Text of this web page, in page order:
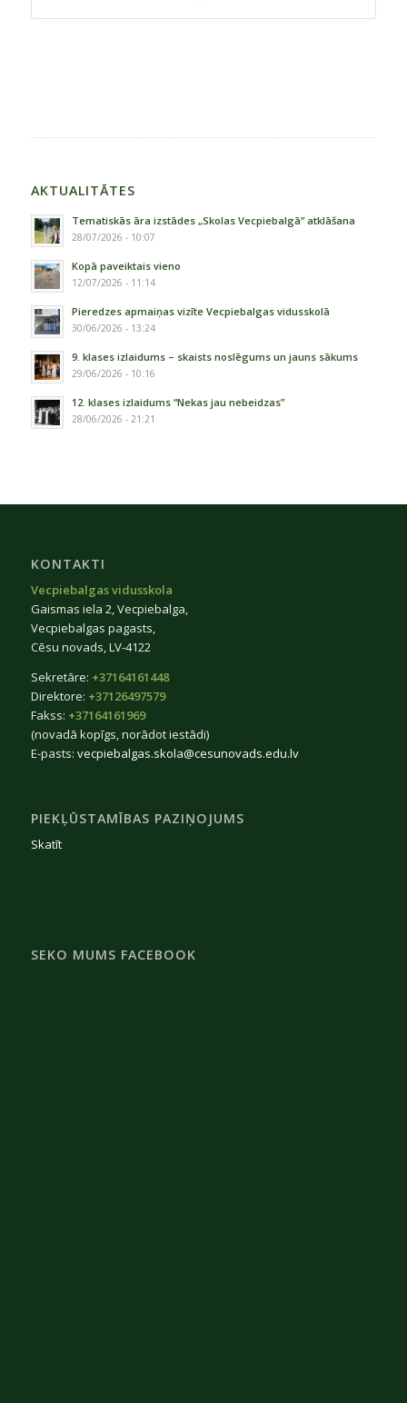
AKTUALITĀTES
Tematiskās āra izstādes „Skolas Vecpiebalgā” atklāšana
28/07/2026 - 10:07
Kopā paveiktais vieno
12/07/2026 - 11:14
Pieredzes apmaiņas vizīte Vecpiebalgas vidusskolā
30/06/2026 - 13:24
9. klases izlaidums – skaists noslēgums un jauns sākums
29/06/2026 - 10:16
12. klases izlaidums “Nekas jau nebeidzas”
28/06/2026 - 21:21
KONTAKTI
Vecpiebalgas vidusskola
Gaismas iela 2, Vecpiebalga,
Vecpiebalgas pagasts,
Cēsu novads, LV-4122
Sekretāre: +37164161448
Direktore: +37126497579
Fakss: +37164161969
(novadā kopīgs, norādot iestādi)
E-pasts: vecpiebalgas.skola@cesunovads.edu.lv
PIEKĻŪSTAMĪBAS PAZIŅOJUMS
Skatīt
SEKO MUMS FACEBOOK